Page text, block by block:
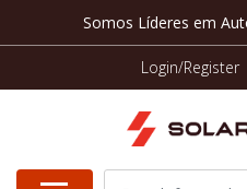
Somos Líderes em
Login/Register